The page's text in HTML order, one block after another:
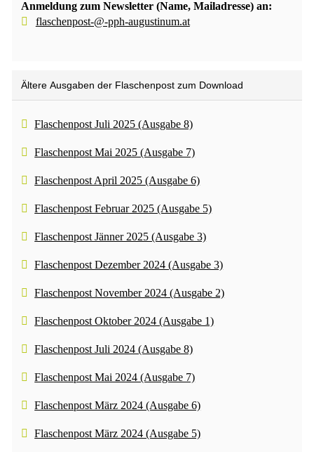
Anmeldung zum Newsletter (Name, Mailadresse) an:
flaschenpost-@-pph-augustinum.at
Ältere Ausgaben der Flaschenpost zum Download
Flaschenpost Juli 2025 (Ausgabe 8)
Flaschenpost Mai 2025 (Ausgabe 7)
Flaschenpost April 2025 (Ausgabe 6)
Flaschenpost Februar 2025 (Ausgabe 5)
Flaschenpost Jänner 2025 (Ausgabe 3)
Flaschenpost Dezember 2024 (Ausgabe 3)
Flaschenpost November 2024 (Ausgabe 2)
Flaschenpost Oktober 2024 (Ausgabe 1)
Flaschenpost Juli 2024 (Ausgabe 8)
Flaschenpost Mai 2024 (Ausgabe 7)
Flaschenpost März 2024 (Ausgabe 6)
Flaschenpost März 2024 (Ausgabe 5)